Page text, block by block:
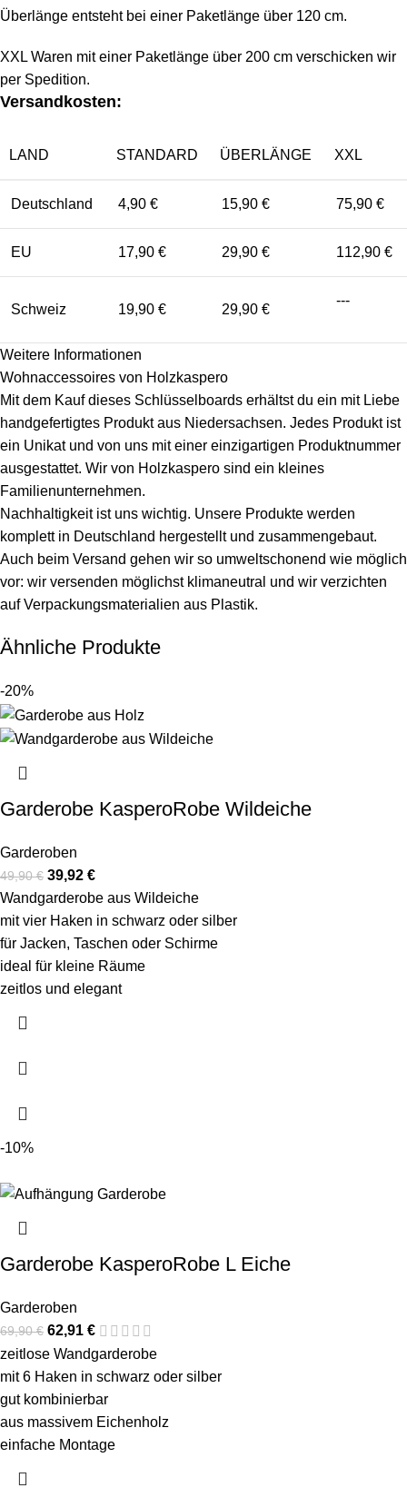
Überlänge entsteht bei einer Paketlänge über 120 cm.
XXL Waren mit einer Paketlänge über 200 cm verschicken wir
per Spedition.
Versandkosten:
LAND STANDARD ÜBERLÄNGE XXL
Deutschland 4,90 € 15,90 € 75,90 €
EU 17,90 € 29,90 € 112,90 €
Schweiz 19,90 € 29,90 €
---
Weitere Informationen
Wohnaccessoires von Holzkaspero
Mit dem Kauf dieses Schlüsselboards erhältst du ein mit Liebe
handgefertigtes Produkt aus Niedersachsen. Jedes Produkt ist
ein Unikat und von uns mit einer einzigartigen Produktnummer
ausgestattet. Wir von Holzkaspero sind ein kleines
Familienunternehmen.
Nachhaltigkeit ist uns wichtig. Unsere Produkte werden
komplett in Deutschland hergestellt und zusammengebaut.
Auch beim Versand gehen wir so umweltschonend wie möglich
vor: wir versenden möglichst klimaneutral und wir verzichten
auf Verpackungsmaterialien aus Plastik.
Ähnliche Produkte
-20%
Garderobe KasperoRobe Wildeiche
Garderoben
49,90€ 39,92 €
Wandgarderobe aus Wildeiche
mit vier Haken in schwarz oder silber
für Jacken, Taschen oder Schirme
ideal für kleine Räume
zeitlos und elegant
-10%
Garderobe KasperoRobe L Eiche
Garderoben
69,90€ 62,91 €
zeitlose Wandgarderobe
mit 6 Haken in schwarz oder silber
gut kombinierbar
aus massivem Eichenholz
einfache Montage